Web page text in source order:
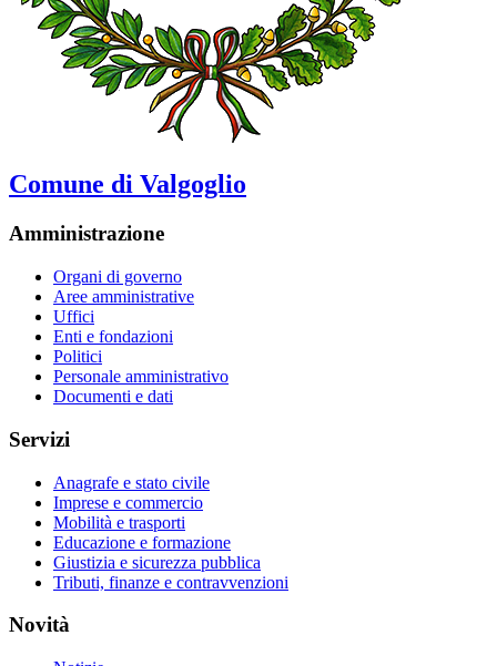
Comune di Valgoglio
Amministrazione
Organi di governo
Aree amministrative
Uffici
Enti e fondazioni
Politici
Personale amministrativo
Documenti e dati
Servizi
Anagrafe e stato civile
Imprese e commercio
Mobilità e trasporti
Educazione e formazione
Giustizia e sicurezza pubblica
Tributi, finanze e contravvenzioni
Novità